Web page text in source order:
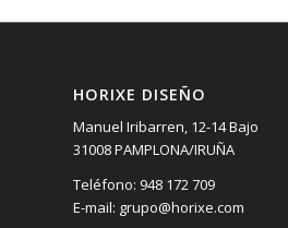
HORIXE DISEÑO
Manuel Iribarren, 12-14 Bajo
31008 PAMPLONA/IRUÑA
Teléfono: 948 172 709
E-mail: grupo@horixe.com